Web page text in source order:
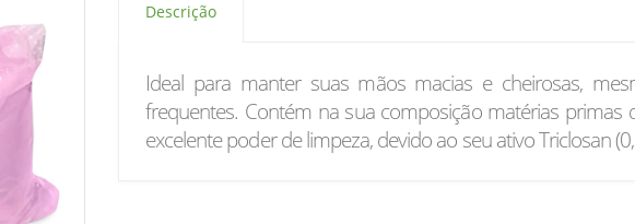
Descrição
Ideal para manter suas mãos macias e cheirosas,
frequentes. Contém na sua composição matérias primas
excelente poder de limpeza, devido ao seu ativo Triclosan